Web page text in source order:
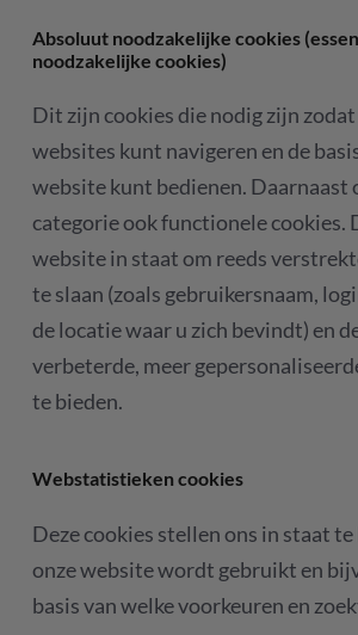
Absoluut noodzakelijke cookies
noodzakelijke cookies)
Dit zijn cookies die nodig zijn zodat
websites kunt navigeren en de
website kunt bedienen. Daarnaast
categorie ook functionele cookies.
website in staat om reeds
te slaan (zoals gebruikersnaam,
de locatie waar u zich bevindt) en
verbeterde, meer
te bieden.
Webstatistieken cookies
Deze cookies stellen ons in staat
onze website wordt gebruikt en
basis van welke voorkeuren en